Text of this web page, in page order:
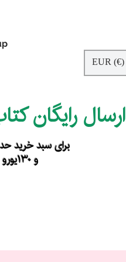
EUR (€)
ارسال رایگان
برای سبد خرید حداقل ۹۰ یورو
و ۱۳۰یورو خارج از اروپا